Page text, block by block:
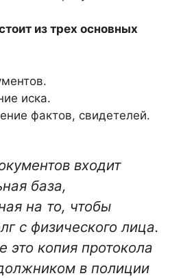
из трех основных
иска.
фактов, свидетелей.
входит
база,
на то, чтобы
с физического лица.
это копия протокола
в полиции